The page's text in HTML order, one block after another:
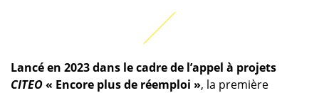
Lancé en 2023 dans le cadre de l’appel à projets
CITEO« Encore plus de réemploi », la première